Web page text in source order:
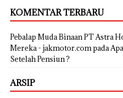
KOMENTAR TERBARU
Pebalap Muda Binaan PT Astra
Mereka - jakmotor.compada
Setelah Pensiun ?
ARSIP